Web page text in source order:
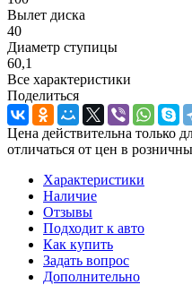
Вылет диска
40
Диаметр ступицы
60,1
Все характеристики
Поделиться
Цена действительна только
отличаться от цен в
Характеристики
Наличие
Отзывы
Подходит к авто
Как купить
Задать вопрос
Дополнительно